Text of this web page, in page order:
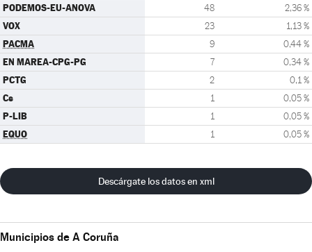
PODEMOS-EU-ANOVA 48 2,36 %
VOX 23 1,13 %
PACMA 9 0,44 %
EN MAREA-CPG-PG 7 0,34 %
PCTG 2 0,1 %
Cs 1 0,05 %
P-LIB 1 0,05 %
EQUO 1 0,05 %
Descárgate los datos en xml
Municipios de A Coruña